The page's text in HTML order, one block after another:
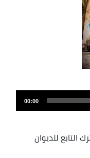
00:00
للديوان